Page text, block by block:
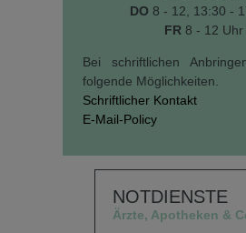
DO 8 - 12, 13:30 -
FR 8 - 12 Uhr
Bei schriftlichen
folgende Möglichkeiten.
Schriftlicher Kontakt
E-Mail-Policy
NOTDIENSTE
Ärzte, Apotheken &